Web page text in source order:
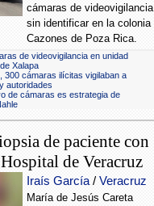
cámaras de videovigilancia
sin identificar en la colonia
Cazones de Poza Rica.
de videovigilancia en unidad
Xalapa
300 cámaras ilícitas vigilaban a
autoridades
de cámaras es estrategia de
de paciente con
de Veracruz
Iraís García / Veracruz
María de Jesús Careta